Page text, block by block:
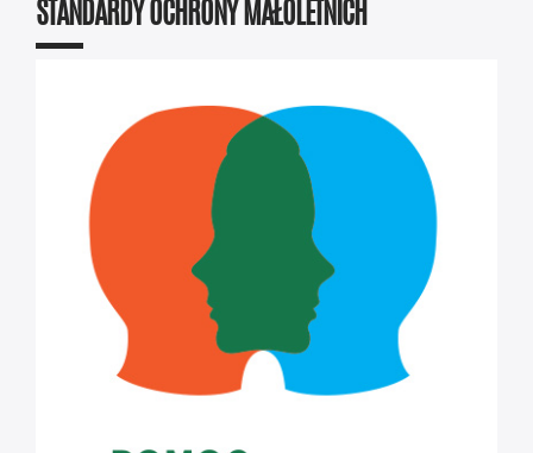
STANDARDY OCHRONY MAŁOLETNICH